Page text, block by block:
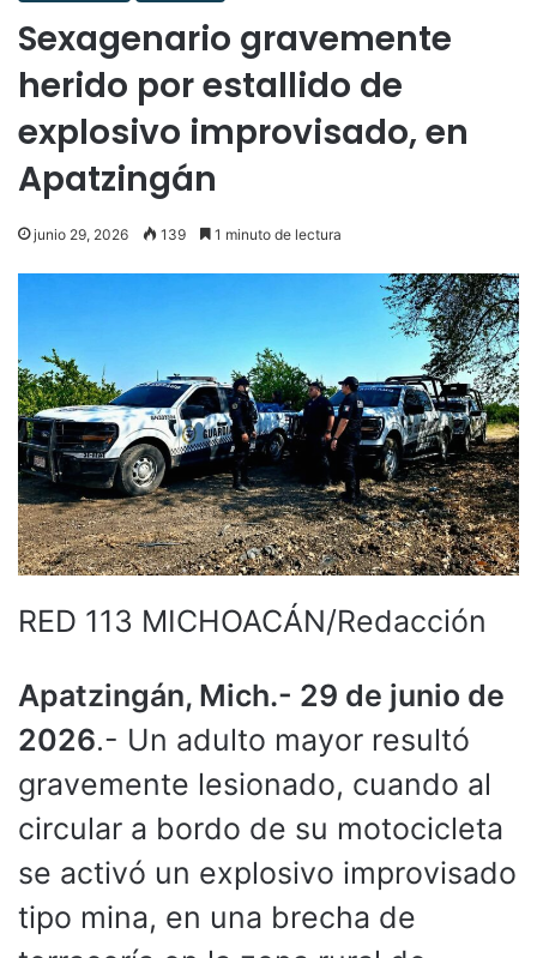
Sexagenario gravemente
herido por estallido de
explosivo improvisado, en
Apatzingán
junio 29, 2026 139 1 minuto de lectura
RED 113 MICHOACÁN/Redacción
Apatzingán, Mich.- 29 de junio de
2026.- Un adulto mayor resultó
gravemente lesionado, cuando al
circular a bordo de su motocicleta
se activó un explosivo improvisado
tipo mina, en una brecha de